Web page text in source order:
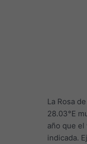
La Rosa
28.03°E
año que
indicada.